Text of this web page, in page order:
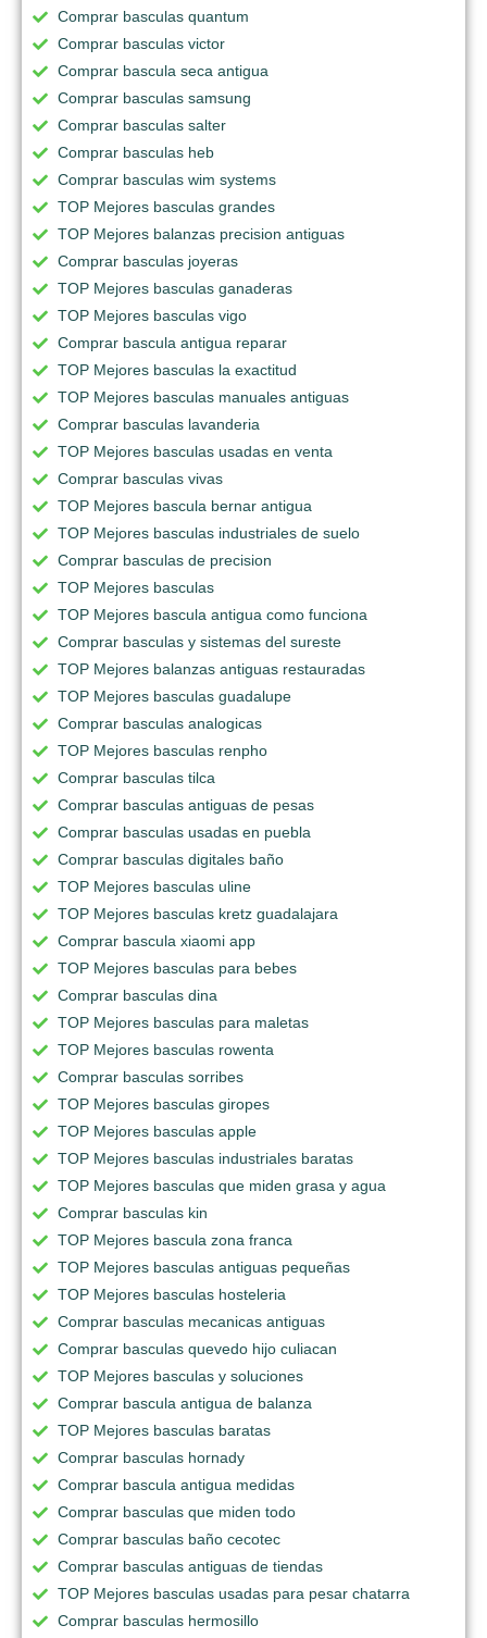
Comprar basculas quantum
Comprar basculas victor
Comprar bascula seca antigua
Comprar basculas samsung
Comprar basculas salter
Comprar basculas heb
Comprar basculas wim systems
TOP Mejores basculas grandes
TOP Mejores balanzas precision antiguas
Comprar basculas joyeras
TOP Mejores basculas ganaderas
TOP Mejores basculas vigo
Comprar bascula antigua reparar
TOP Mejores basculas la exactitud
TOP Mejores basculas manuales antiguas
Comprar basculas lavanderia
TOP Mejores basculas usadas en venta
Comprar basculas vivas
TOP Mejores bascula bernar antigua
TOP Mejores basculas industriales de suelo
Comprar basculas de precision
TOP Mejores basculas
TOP Mejores bascula antigua como funciona
Comprar basculas y sistemas del sureste
TOP Mejores balanzas antiguas restauradas
TOP Mejores basculas guadalupe
Comprar basculas analogicas
TOP Mejores basculas renpho
Comprar basculas tilca
Comprar basculas antiguas de pesas
Comprar basculas usadas en puebla
Comprar basculas digitales baño
TOP Mejores basculas uline
TOP Mejores basculas kretz guadalajara
Comprar bascula xiaomi app
TOP Mejores basculas para bebes
Comprar basculas dina
TOP Mejores basculas para maletas
TOP Mejores basculas rowenta
Comprar basculas sorribes
TOP Mejores basculas giropes
TOP Mejores basculas apple
TOP Mejores basculas industriales baratas
TOP Mejores basculas que miden grasa y agua
Comprar basculas kin
TOP Mejores bascula zona franca
TOP Mejores basculas antiguas pequeñas
TOP Mejores basculas hosteleria
Comprar basculas mecanicas antiguas
Comprar basculas quevedo hijo culiacan
TOP Mejores basculas y soluciones
Comprar bascula antigua de balanza
TOP Mejores basculas baratas
Comprar basculas hornady
Comprar bascula antigua medidas
Comprar basculas que miden todo
Comprar basculas baño cecotec
Comprar basculas antiguas de tiendas
TOP Mejores basculas usadas para pesar chatarra
Comprar basculas hermosillo